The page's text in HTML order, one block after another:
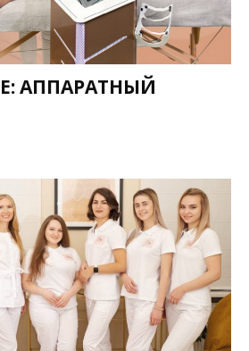
АППАРАТНЫЙ